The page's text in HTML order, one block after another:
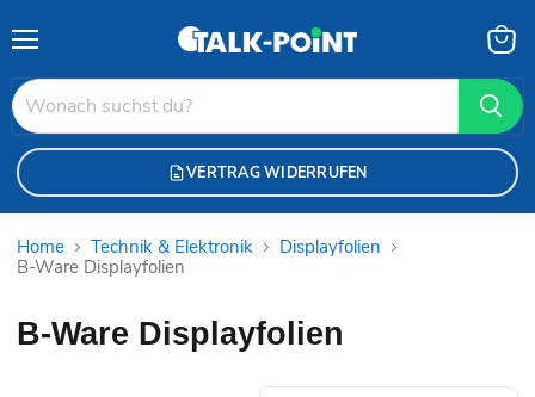
VERTRAG WIDERRUFEN
Home Technik & Elektronik
Displayfolien
B-Ware Displayfolien
B-Ware Displayfolien